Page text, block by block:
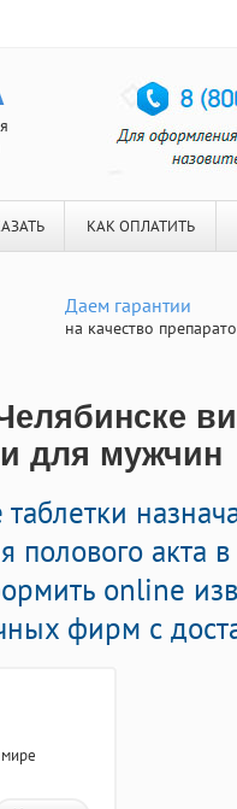
КАК ОПЛАТИТЬ
Даем гарантии
на качество
для мужчин
акта
online
фирм с